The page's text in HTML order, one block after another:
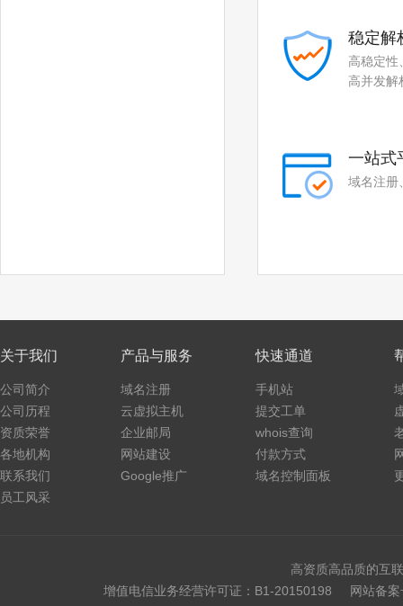
.me .school
.pw .click
.autos .beauty
.boats .car
.cars .hair
.homes
.hk
稳定解
高稳定性
高并发解
一站式
域名注册
关于我们
公司简介
公司历程
资质荣誉
各地机构
联系我们
员工风采
产品与服务
域名注册
云虚拟主机
企业邮局
网站建设
Google推广
快速通道
手机站
提交工单
whois查询
付款方式
域名控制面板
高资质高品质的互
增值电信业务经营许可证：B1-20150198
网站备